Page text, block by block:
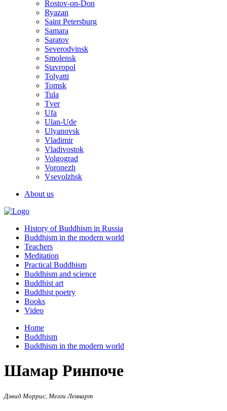
Rostov-on-Don
Ryazan
Saint Petersburg
Samara
Saratov
Severodvinsk
Smolensk
Stavropol
Tolyatti
Tomsk
Tula
Tver
Ufa
Ulan-Ude
Ulyanovsk
Vladimir
Vladivostok
Volgograd
Voronezh
Vsevolzhsk
About us
History of Buddhism in Russia
Buddhism in the modern world
Teachers
Meditation
Practical Buddhism
Buddhism and science
Buddhist art
Buddhist poetry
Books
Video
Home
Buddhism
Buddhism in the modern world
Шамар Ринпоче
Дэвид Моррис, Мегги Леннарт